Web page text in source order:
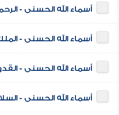
أسماء الله الحسنى -
أسماء الله الحسنى -
أسماء الله الحسنى -
أسماء الله الحسنى -